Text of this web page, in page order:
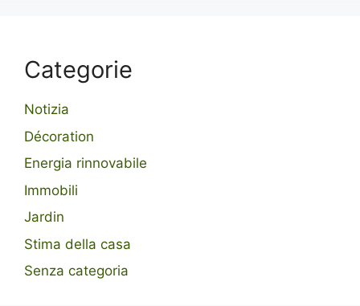
Categorie
Notizia
Décoration
Energia rinnovabile
Immobili
Jardin
Stima della casa
Senza categoria